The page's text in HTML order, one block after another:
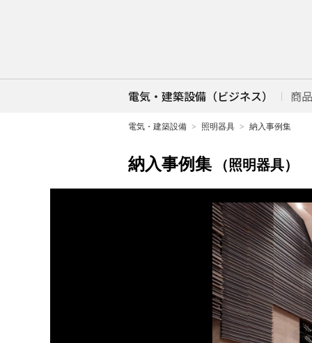
電気・建築設備（ビジネス） 商
電気・建築設備 照明器具 納入事例集
納入事例集 （照明器具）